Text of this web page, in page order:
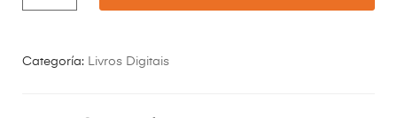
Categoría: Livros Digitais